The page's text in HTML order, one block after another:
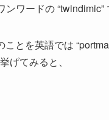
ワードの “twindimic”
とを英語では
げてみると、